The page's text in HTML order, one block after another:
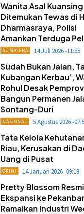
Wanita Asal Kuansing
Ditemukan Tewas di
Dharmasraya, Polisi
Amankan Terduga
SUMATERA 14 Juli 2026 -11:55
Sudah Bukan Jalan,
Kubangan Kerbau’,
Rohul Desak
Bangun Permanen
Sontang-Duri
NASIONAL 5 Agustus 2026 -
Tata Kelola
Riau, Kerusakan di
Uang di Pusat
OPINI 14 Januari 2026 -09:18
Pretty Blossom Resmi
Ekspansi ke
Ramaikan Industri